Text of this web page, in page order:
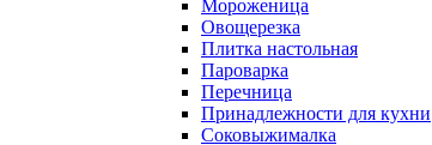
Мороженица
Овощерезка
Плитка настольная
Пароварка
Перечница
Принадлежности для кухни
Соковыжималка